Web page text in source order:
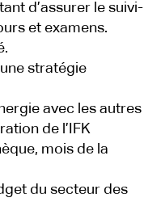
d’assurer le suivi-
et examens.
stratégie
avec les autres
de l’IFK
mois de la
du secteur des